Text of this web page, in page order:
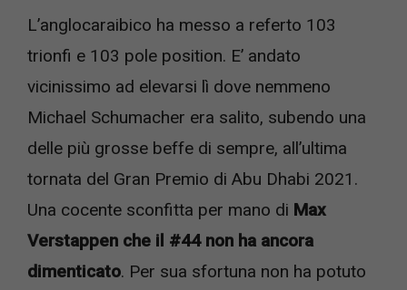
L’anglocaraibico ha messo a referto 103
trionfi e 103 pole position. E’ andato
vicinissimo ad elevarsi lì dove nemmeno
Michael Schumacher era salito, subendo una
delle più grosse beffe di sempre, all’ultima
tornata del Gran Premio di Abu Dhabi 2021.
Una cocente sconfitta per mano di Max
Verstappen che il #44 non ha ancora
dimenticato. Per sua sfortuna non ha potuto